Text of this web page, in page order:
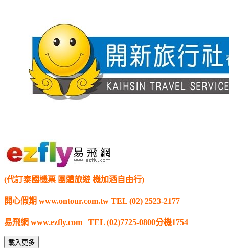
(代訂泰國機票 團體旅遊 機加酒自由行)
開心假期 www.ontour.com.tw TEL (02) 2523-2177
易飛網 www.ezfly.com TEL (02)7725-0800分機1754
載入更多